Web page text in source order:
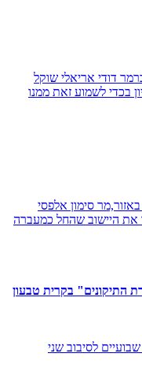
דודי אריאלי שוקל
בכדי לשמוע זאת ממנו
סימון אלפסי
את היישוב שהחל כמעברה
התיקונים" בקרית טבעון
לסיבוב שני